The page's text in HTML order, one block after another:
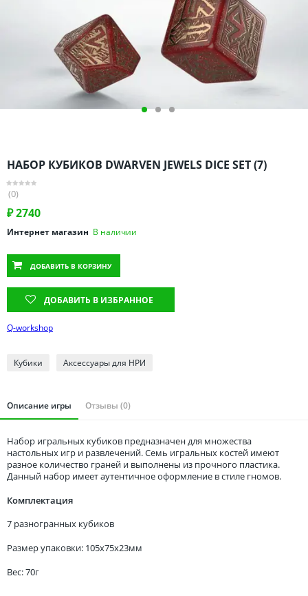
Оренбургская область
Пензенская область
Пермский край
Ростовская область
Саратовская область
Свердловская область
Смоленская область
Ставропольский край
Татарстан
Тверская область
Томская область
Тюменская область
НАБОР КУБИКОВ DWARVEN JEWELS DICE SET (7)
(0)
₽2740
Интернет магазин В наличии
ДОБАВИТЬ В КОРЗИНУ
ДОБАВИТЬ В ИЗБРАННОЕ
Q-workshop
Кубики Аксессуары для НРИ
Описание игры Отзывы (0)
Набор игральных кубиков предназначен для множества
настольных игр и развлечений. Семь игральных костей имеют
разное количество граней и выполнены из прочного пластика.
Данный набор имеет аутентичное оформление в стиле гномов.
Комплектация
7 разногранных кубиков
Размер упаковки: 105x75x23мм
Вес: 70г